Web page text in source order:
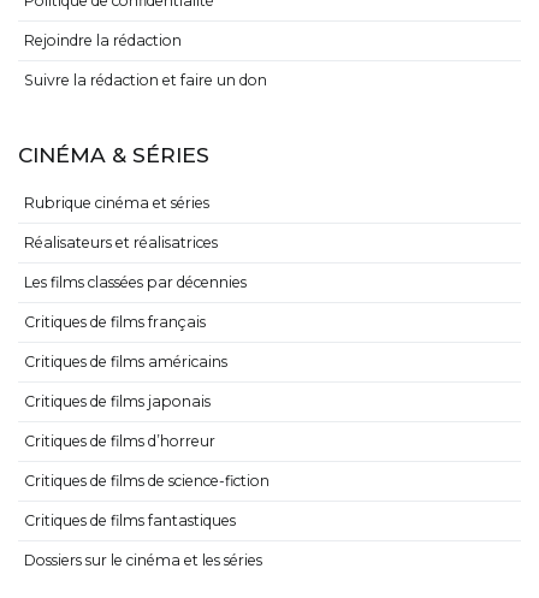
Rejoindre la rédaction
Suivre la rédaction et faire un don
CINÉMA & SÉRIES
Rubrique cinéma et séries
Réalisateurs et réalisatrices
Les films classées par décennies
Critiques de films français
Critiques de films américains
Critiques de films japonais
Critiques de films d’horreur
Critiques de films de science-fiction
Critiques de films fantastiques
Dossiers sur le cinéma et les séries